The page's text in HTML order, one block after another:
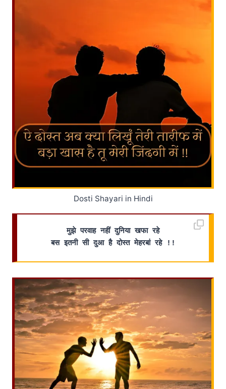
Dosti Shayari in Hindi
मुझे परवाह नहीं दुनिया खफा रहे
बस इतनी सी दुआ है दोस्त मेहरबां रहे !!